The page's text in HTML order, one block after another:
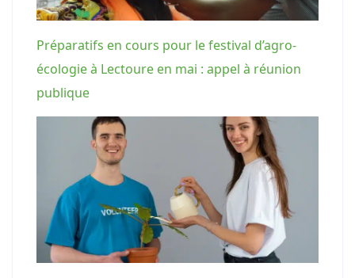
Préparatifs en cours pour le festival d’agro-
écologie à Lectoure en mai : appel à réunion
publique